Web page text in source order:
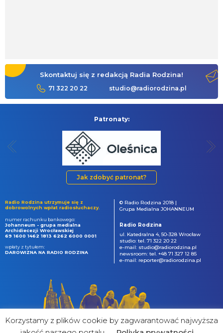
Skontaktuj się z redakcją Radia Rodzina!
71 322 20 22 studio@radiorodzina.pl
Patronaty:
Jak zdobyć patronat?
Radio Rodzina utrzymuje się z
dobrowolnych wpłat radiosłuchaczy.
numer rachunku bankowego:
Johanneum - grupa medialna
Archidiecezji Wrocławskiej
69 1600 1462 1813 6262 6000 0001
wpłaty z tytułem:
DAROWIZNA NA RADIO RODZINA
© Radio Rodzina 2018 |
Grupa Medialna JOHANNEUM
Radio Rodzina
ul. Katedralna 4, 50-328 Wrocław
studio: tel. 71 322 20 22
e-mail: studio@radiorodzina.pl
newsroom: tel. +48 71 327 12 85
e-mail: reporter@radiorodzina.pl
Korzystamy z plików cookie by zagwarantować najwyższa